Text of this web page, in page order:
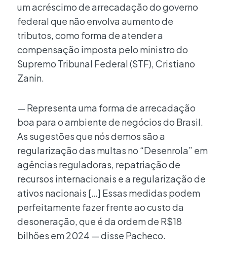
um acréscimo de arrecadação do governo
federal que não envolva aumento de
tributos, como forma de atender a
compensação imposta pelo ministro do
Supremo Tribunal Federal (STF), Cristiano
Zanin.
— Representa uma forma de arrecadação
boa para o ambiente de negócios do Brasil.
As sugestões que nós demos são a
regularização das multas no “Desenrola” em
agências reguladoras, repatriação de
recursos internacionais e a regularização de
ativos nacionais […] Essas medidas podem
perfeitamente fazer frente ao custo da
desoneração, que é da ordem de R$18
bilhões em 2024 — disse Pacheco.